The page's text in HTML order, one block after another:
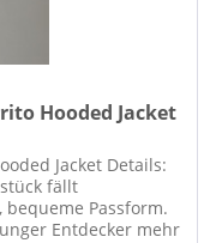
Hooded Jacket
Jacket Details:
fällt
Passform.
Entdecker mehr